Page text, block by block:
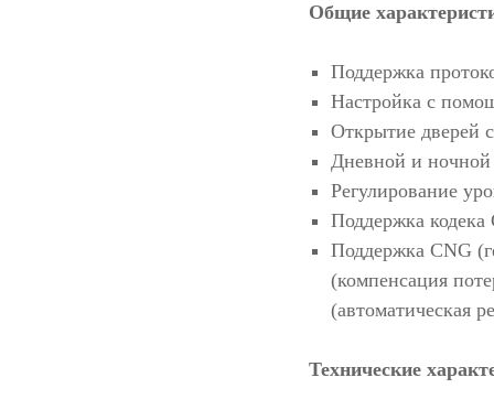
Общие
Поддержка
Настройка с
Открытие дверей
Дневной и
Регулирование
Поддержка кодека
Поддержка CNG
(компенсация
(автоматическая
Технические